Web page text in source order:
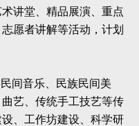
讲堂、精品展演、重点
愿者讲解等活动，计划
间音乐、民族民间美
艺、传统手工技艺等传
、工作坊建设、科学研